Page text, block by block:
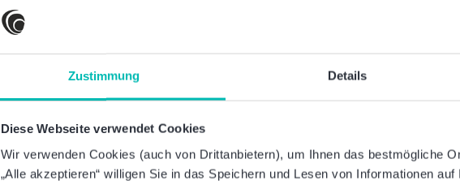
Zustimmung Details
Diese Webseite verwendet Cookies
Wir verwenden Cookies (auch von Drittanbietern), um Ihnen das bestmögliche
„Alle akzeptieren“ willigen Sie in das Speichern und Lesen von Informationen
Die Implementierung eines TCMS lohnt sich indes in jedem Fall,
Zusammenarbeit mit der Finanzverwaltung fördern kann.
Verpflichtende Verschlüsselung bei
Besprechungen – Ausnahmen
Ebenfalls seit 2023 erlaubt die Finanzverwaltung digitale